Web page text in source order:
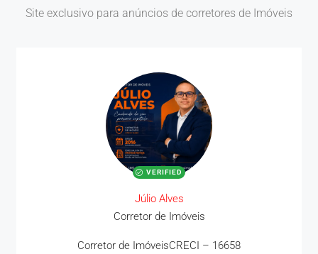
Site exclusivo para anúncios de corretores de Imóveis
VERIFIED
Júlio Alves
Corretor de Imóveis
Corretor de ImóveisCRECI – 16658